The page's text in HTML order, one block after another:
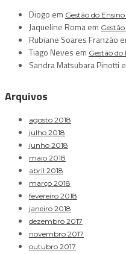
Diogo em Gestão do
Jaqueline Romaem
Rubiane Soares Franzão
Tiago Neves em Gestão
Sandra Matsubara Pinotti
Arquivos
agosto 2018
julho 2018
junho 2018
maio 2018
abril 2018
março 2018
fevereiro 2018
janeiro 2018
dezembro 2017
novembro 2017
outubro 2017